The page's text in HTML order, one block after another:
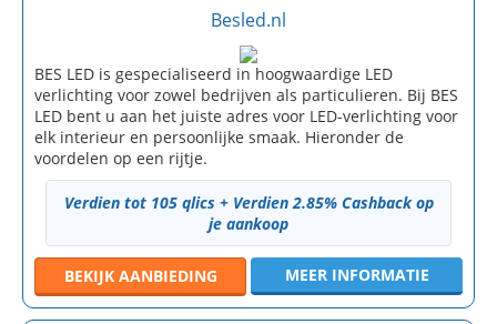
Besled.nl
BES LED is gespecialiseerd in hoogwaardige LED
verlichting voor zowel bedrijven als particulieren. Bij BES
LED bent u aan het juiste adres voor LED-verlichting voor
elk interieur en persoonlijke smaak. Hieronder de
voordelen op een rijtje.
Verdien tot 105 qlics + Verdien 2.85% Cashback op
je aankoop
BEKIJK AANBIEDING MEER INFORMATIE